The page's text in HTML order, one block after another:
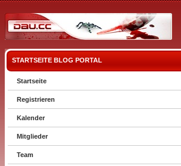
STARTSEITE BLOG PORTAL
Startseite
Registrieren
Kalender
Mitglieder
Team